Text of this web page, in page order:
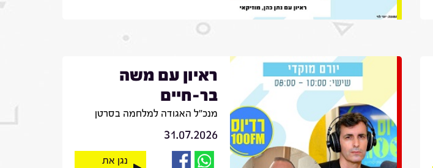
ראיון עם משה
בר-חיים
מנכ"ל האגודה למלחמה בסרטן
31.07.2026
נגן את